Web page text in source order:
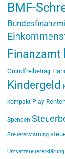
BMF-
Finanzamt
Grundfreibetrag
Kindergeld
kompakt Play
Spenden
Steuererstattung
Umsatzsteuererklärung